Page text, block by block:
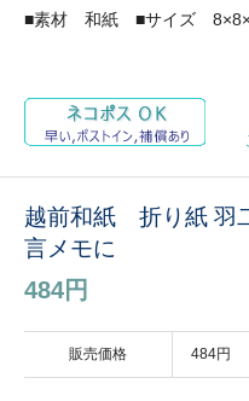
■素材 和紙 ■サイズ
越前和紙 折り紙 羽
言メモに
484円
販売価格 484円